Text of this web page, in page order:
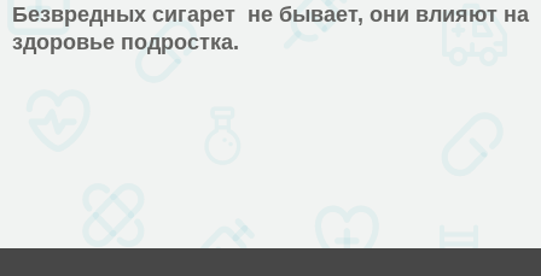
Безвредных сигарет не бывает, они влияют на
здоровье подростка.